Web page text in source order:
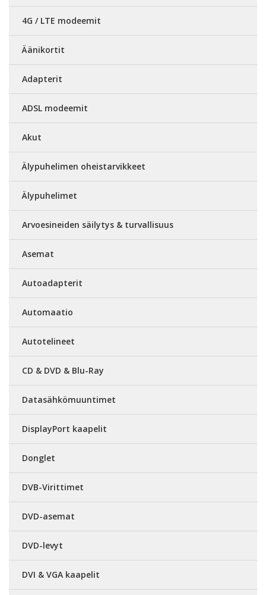
4G / LTE modeemit
Äänikortit
Adapterit
ADSL modeemit
Akut
Älypuhelimen oheistarvikkeet
Älypuhelimet
Arvoesineiden säilytys & turvallisuus
Asemat
Autoadapterit
Automaatio
Autotelineet
CD & DVD & Blu-Ray
Datasähkömuuntimet
DisplayPort kaapelit
Donglet
DVB-Virittimet
DVD-asemat
DVD-levyt
DVI & VGA kaapelit